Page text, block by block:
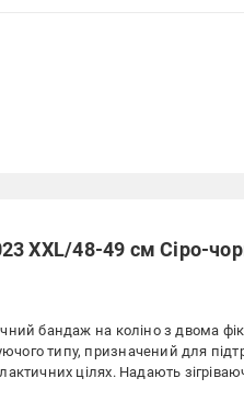
XXL/48-49 см Сіро-
бандаж на коліно з двома
типу, призначений для
цілях. Надають